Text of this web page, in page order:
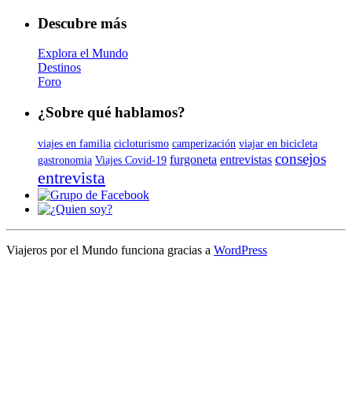
Descubre más
Explora el Mundo
Destinos
Foro
¿Sobre qué hablamos?
viajes en familia cicloturismo camperización viajar en bicicleta
gastronomia Viajes Covid-19 furgoneta entrevistas consejos
entrevista
Viajeros por el Mundo funciona gracias a WordPress